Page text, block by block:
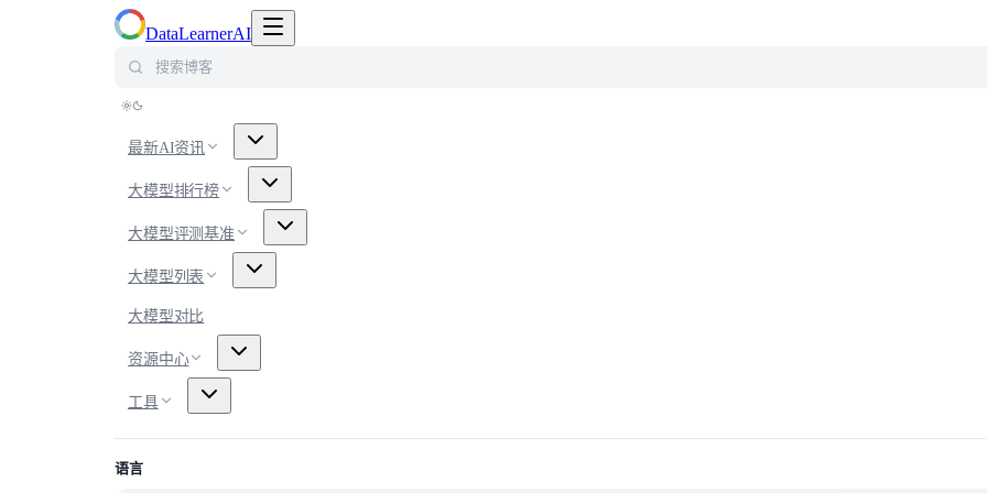
DataLearnerAI
最新AI资讯
大模型排行榜
大模型评测基准
大模型列表
大模型对比
资源中心
工具
语言